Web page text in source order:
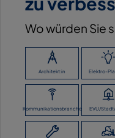
Wo würden Sie
Architekt:in Elektro-
Kommunikationsbranche EVU/
ZURÜCK ZUR